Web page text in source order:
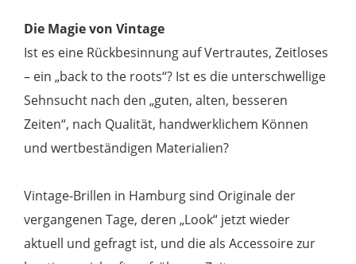
Die Magie von Vintage
Ist es eine Rückbesinnung auf Vertrautes, Zeitloses
– ein „back to the roots“? Ist es die unterschwellige
Sehnsucht nach den „guten, alten, besseren
Zeiten“, nach Qualität, handwerklichem Können
und wertbeständigen Materialien?
Vintage-Brillen in Hamburg sind Originale der
vergangenen Tage, deren „Look“ jetzt wieder
aktuell und gefragt ist, und die als Accessoire zur